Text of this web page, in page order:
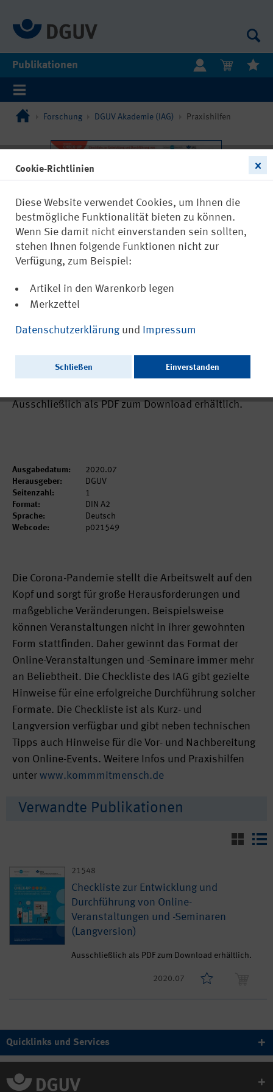
Publikationen
Forschung DGUV Akademie (IAG) Praxishilfen
Durchführung von Online-Veranstaltungen
und -Seminaren (Kurzversion)
Ausschließlich als PDF zum Download erhältlich.
Ausgabedatum:
2020.07
Herausgeber:
DGUV
Seitenzahl:
1
Format:
DIN A2
Sprache:
Deutsch
Webcode:
p021549
Die Corona-Pandemie stellt die Arbeitswelt auf den
Kopf und sorgt für große Herausforderungen und
maßgebliche Veränderungen. Beispielsweise
können Veranstaltungen nicht in ihrer gewohnten
Form stattfinden. Daher gewinnt das Format der
Online-Veranstaltungen und -Seminare immer mehr
an Beliebtheit. Die Checkliste des IAG gibt gezielte
Hinweise für eine erfolgreiche Durchführung solcher
Formate. Die Checkliste ist als Kurz- und
Langversion verfügbar und gibt neben technischen
Tipps auch Hinweise für die Vor- und Nachbereitung
von Online-Events. Weitere Infos und Praxishilfen
unter www.kommmitmensch.de
Verwandte Publikationen
21548
Checkliste zur Entwicklung und
Durchführung von Online-
Veranstaltungen und -Seminaren
(Langversion)
Ausschließlich als PDF zum Download erhältlich.
2020.07
Quicklinks und Services
Cookie-Richtlinien
Diese Website verwendet Cookies, um Ihnen die
bestmögliche Funktionalität bieten zu können.
Wenn Sie damit nicht einverstanden sein sollten,
stehen Ihnen folgende Funktionen nicht zur
Verfügung, zum Beispiel:
Artikel in den Warenkorb legen
Merkzettel
Datenschutzerklärung und Impressum
Schließen Einverstanden